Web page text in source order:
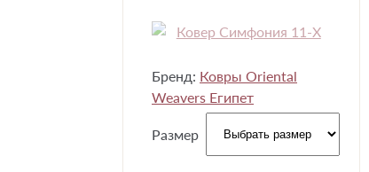
Бренд: Ковры Oriental
Weavers Египет
Размер